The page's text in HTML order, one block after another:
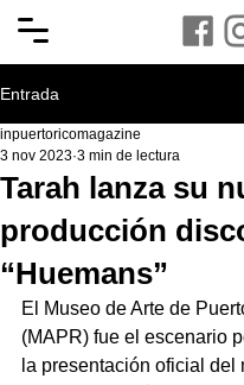
Entrada
Tarah lanza su
producción
“Huemans”
inpuertoricomagazine
3 nov 2023 3 min de lectura
El Museo de Arte de
(MAPR) fue el escenario
la presentación oficial del